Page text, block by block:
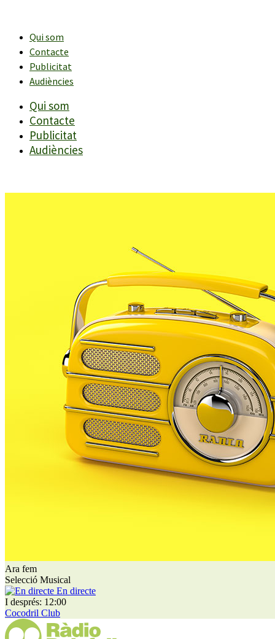
contingutQui som
Contacte
Publicitat
Audiències
Qui som
Contacte
Publicitat
Audiències
Ara fem
Selecció Musical
En directe
I després: 12:00
Cocodril Club